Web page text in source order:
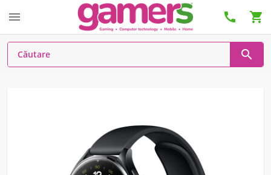
  
